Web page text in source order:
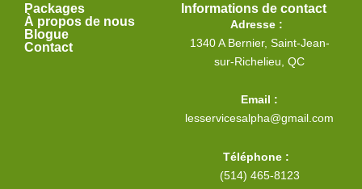
Packages
À propos de nous
Blogue
Contact
Informations de contact
Adresse :
1340 A Bernier, Saint-Jean-
sur-Richelieu, QC
Email :
lesservicesalpha@gmail.com
Téléphone :
(514) 465-8123